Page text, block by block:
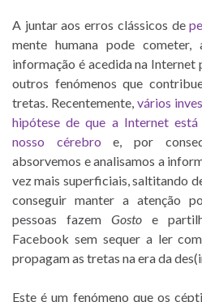
A juntar aos erros clássicos de
mente humana pode
informação é acedida na
outros fenómenos que
tretas. Recentemente, vários
hipótese de que a Internet
nosso cérebro e, por
absorvemos e analisamos a
vez mais superficiais, saltitando
conseguir manter a atenção
pessoas fazem Gosto e
Facebook sem sequer a ler
propagam as tretas na era da
Este é um fenómeno que os